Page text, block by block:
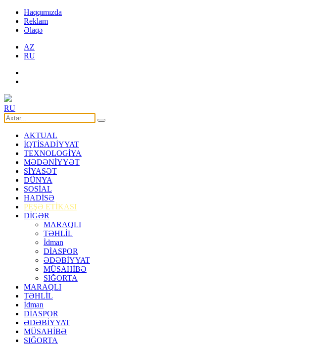
Haqqımızda
Reklam
Əlaqə
AZ
RU
RU
AKTUAL
İQTİSADİYYAT
TEXNOLOGİYA
MƏDƏNİYYƏT
SİYASƏT
DÜNYA
SOSİAL
HADİSƏ
PEŞƏ ETİKASI
DİGƏR
MARAQLI
TƏHLİL
İdman
DİASPOR
ƏDƏBİYYAT
MÜSAHİBƏ
SIĞORTA
MARAQLI
TƏHLİL
İdman
DİASPOR
ƏDƏBİYYAT
MÜSAHİBƏ
SIĞORTA